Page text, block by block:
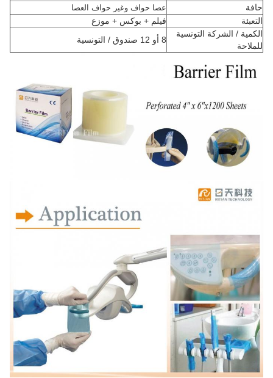
حافة
عصا حواف وغير حواف العصا
التعبئة
فيلم + بوكس ​​+ موزع
الكمية / الشركة التونسية
للملاحة